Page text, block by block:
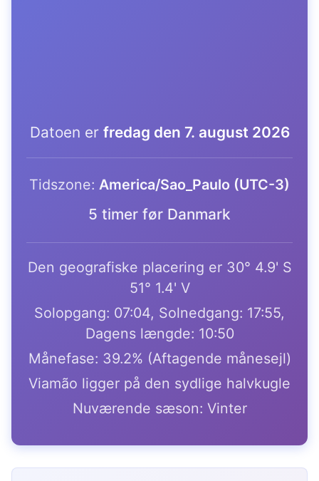
Datoen er fredag den 7. august 2026
Tidszone: America/Sao_Paulo (UTC-3)
5 timer før Danmark
Den geografiske placering er 30° 4.9' S
51° 1.4' V
Solopgang: 07:04, Solnedgang: 17:55,
Dagens længde: 10:50
Månefase: 39.2% (Aftagende månesejl)
Viamão ligger på den sydlige halvkugle
Nuværende sæson: Vinter